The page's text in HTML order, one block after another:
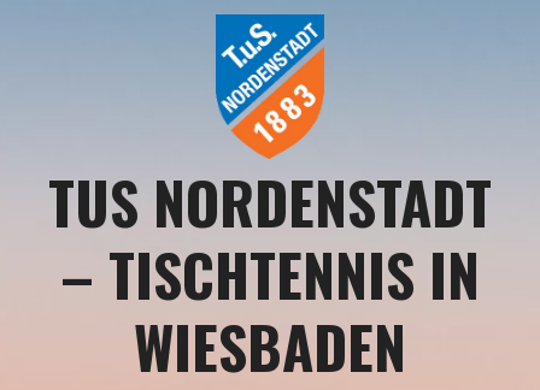
TUS NORDENSTADT
– TISCHTENNIS IN
WIESBADEN